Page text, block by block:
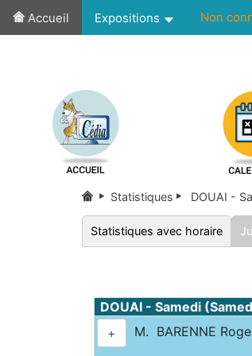
Accueil Expositions Non
Statistiques DOUAI -
Statistiques avec horaire
DOUAI - Samedi
+
M. BARENNE